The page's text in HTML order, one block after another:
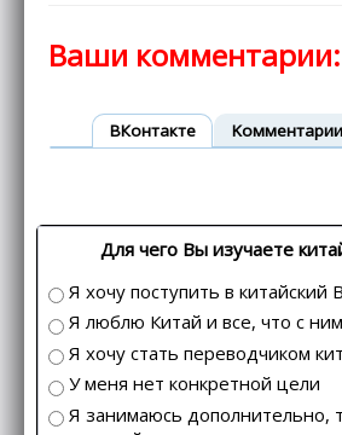
Ваши комментарии:
ВКонтакте Kомментарии
Для чего Вы изучаете
Я хочу поступить в китайский
Я люблю Китай и все, что с
Я хочу стать переводчиком
У меня нет конкретной цели
Я занимаюсь дополнительно,